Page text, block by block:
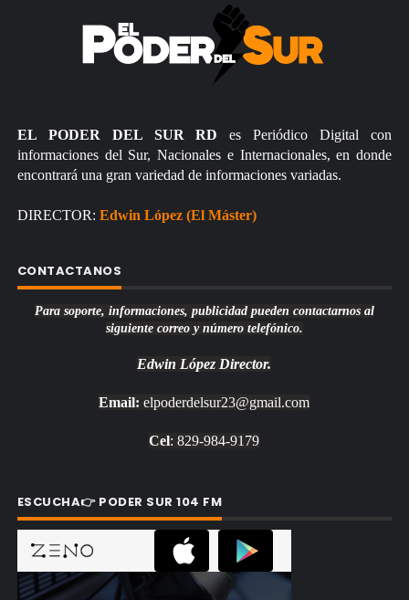
EL PODER DEL SUR RD es Periódico Digital con
informaciones del Sur, Nacionales e Internacionales, en donde
encontrará una gran variedad de informaciones variadas.
DIRECTOR: Edwin López (El Máster)
CONTACTANOS
Para soporte, informaciones, publicidad pueden contactarnos al
siguiente correo y número telefónico.
Edwin López Director.
Email: elpoderdelsur23@gmail.com
Cel: 829-984-9179
ESCUCHA👉 PODER SUR 104 FM